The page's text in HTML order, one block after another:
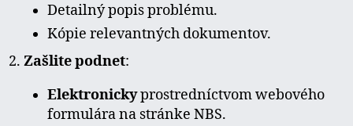
Detailný popis problému.
Kópie relevantných dokumentov.
Zašlite podnet:
Elektronickyprostredníctvom webového
formulára na stránke NBS.